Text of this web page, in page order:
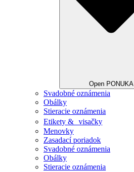
Open PONUKA
Svadobné oznámenia
Obálky
Stieracie oznámenia
Etikety & visačky
Menovky
Zasadací poriadok
Svadobné oznámenia
Obálky
Stieracie oznámenia